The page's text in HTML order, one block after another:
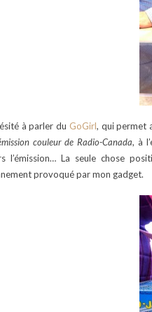
à parler du GoGirl, qui permet
couleur de Radio-Canada, à
l’émission… La seule chose
provoqué par mon gadget.